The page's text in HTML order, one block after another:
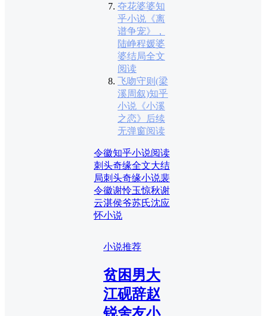
夺花婆婆知
乎小说《离
谱争宠》，
陆峥程媛婆
婆结局全文
阅读
飞吻守则(梁
溪周叙)知乎
小说《小溪
之恋》后续
无弹窗阅读
令徽知乎小说阅读
刺头奇缘全文大结
局刺头奇缘小说裴
令徽谢怜玉惊秋谢
云湛侯爷苏氏沈应
怀小说
小说推荐
贫困男大
江砚辞赵